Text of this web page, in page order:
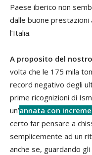
Paese iberico non
dalle buone
l’Italia.
A proposito del
volta che le 175 mila
record negativo degli
prime ricognizioni di
un’annata con
certo far pensare a
semplicemente ad un
anche se, guardando